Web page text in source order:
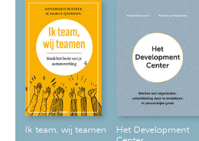
Ik team, wij teamen
Het Development